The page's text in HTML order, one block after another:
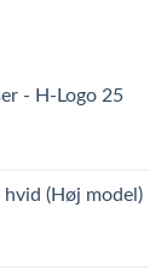
- H-Logo 25
hvid (Høj model)